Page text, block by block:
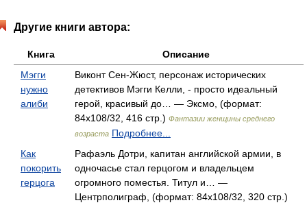
Другие книги автора:
Книга
Описание
Мэгги
нужно
алиби
Виконт Сен-Жюст, персонаж исторических
детективов Мэгги Келли, - просто идеальный
герой, красивый до… — Эксмо, (формат:
84x108/32, 416 стр.) Фантазии женщины среднего
возраста Подробнее...
Как
покорить
герцога
Рафаэль Дотри, капитан английской армии, в
одночасье стал герцогом и владельцем
огромного поместья. Титул и… —
Центрполиграф, (формат: 84x108/32, 320 стр.)